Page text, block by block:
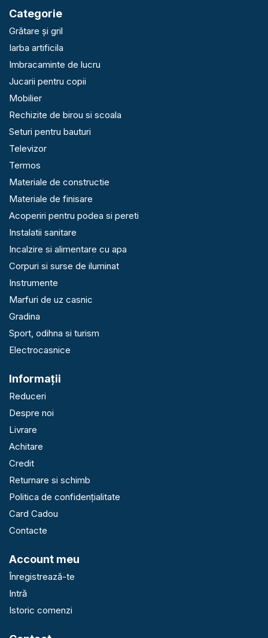
Categorie
Grătare și gril
Iarba artificila
Imbracaminte de lucru
Jucarii pentru copii
Mobilier
Rechizite de birou si scoala
Seturi pentru bauturi
Televizor
Termos
Materiale de constructie
Materiale de finisare
Acoperiri pentru podea si pereti
Instalatii sanitare
Incalzire si alimentare cu apa
Corpuri si surse de iluminat
Instrumente
Marfuri de uz casnic
Gradina
Sport, odihna si turism
Electrocasnice
Informaţii
Reduceri
Despre noi
Livrare
Achitare
Credit
Returnare si schimb
Politica de confidențialitate
Card Cadou
Contacte
Account meu
Înregistrează-te
Intră
Istoric comenzi